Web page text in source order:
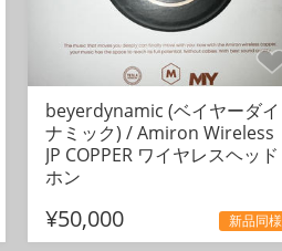
beyerdynamic (ベイヤーダイ
ナミック) / Amiron Wireless
JP COPPER ワイヤレスヘッド
ホン
¥50,000 新品同様